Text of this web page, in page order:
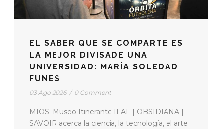
EL SABER QUE SE COMPARTE ES
LA MEJOR DIVISADE UNA
UNIVERSIDAD: MARÍA SOLEDAD
FUNES
03 Ago 2026 / 0 Comment
MIOS: Museo Itinerante IFAL | OBSIDIANA |
SAVOIR acerca la ciencia, la tecnología, el arte